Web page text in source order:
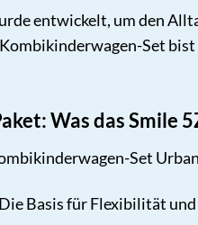
entwickelt, um den
Set
Was das
Set
Die Basis für Flexibilität